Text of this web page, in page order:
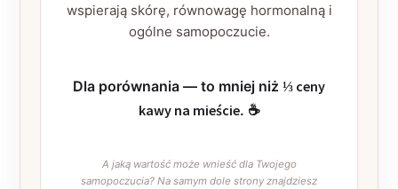
wspierają skórę, równowagę hormonalną i
ogólne samopoczucie.
Dla porównania — to mniej niż ⅓ ceny
kawy na mieście. ☕
A jaką wartość może wnieść dla Twojego
samopoczucia? Na samym dole strony znajdziesz